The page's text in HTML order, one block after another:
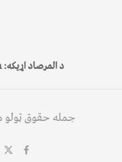
د المرصاد اړیکه: info@almirsaad.com
جمله حقوق ټولو